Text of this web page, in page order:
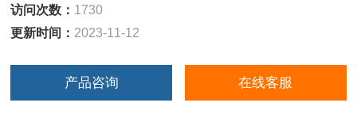
访问次数： 1730
更新时间： 2023-11-12
产品咨询 在线客服